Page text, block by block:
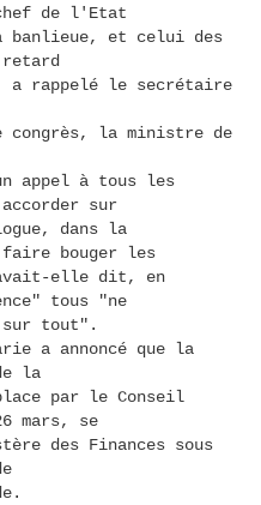
de l'Etat
banlieue, et celui des
a rappelé le secrétaire
congrès, la ministre de
appel à tous les
sur
dans la
faire bouger les
elle dit, en
tous "ne
sur tout".
a annoncé que la
la
par le Conseil
mars, se
des Finances sous